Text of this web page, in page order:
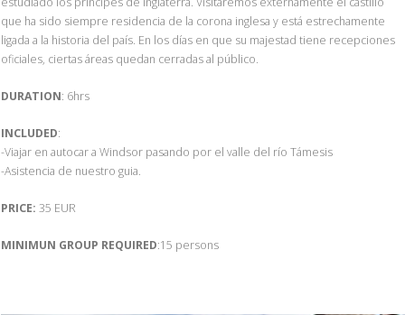
que ha sido siempre residencia de la corona inglesa y está estrechamente
ligada a la historia del país. En los días en que su majestad tiene recepciones
oficiales, ciertas áreas quedan cerradas al público.
DURATION: 6hrs
INCLUDED:
-Viajar en autocar a Windsor pasando por el valle del río Támesis
-Asistencia de nuestro guia.
PRICE: 35 EUR
MINIMUN GROUP REQUIRED:15 persons